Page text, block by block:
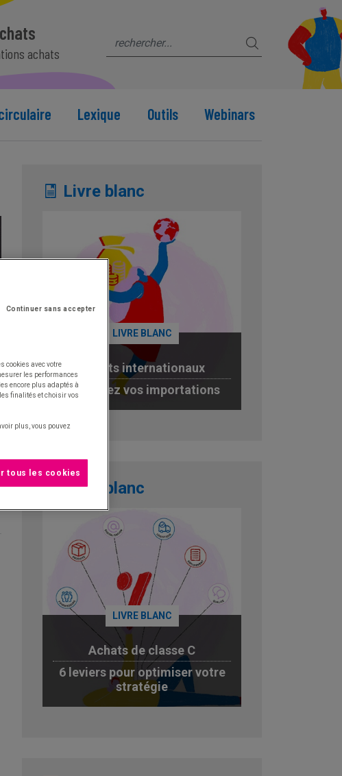
achats
Lexique Outils Webinars
Livre blanc
LIVRE BLANC
Achats internationaux
optimisez vos importations
Livre blanc
LIVRE BLANC
Achats de classe C
6 leviers pour optimiser votre
stratégie
Continuer sans accepter
cookies avec votre
les performances
encore plus adaptés à
finalités et choisir vos
plus, vous pouvez
tous les cookies